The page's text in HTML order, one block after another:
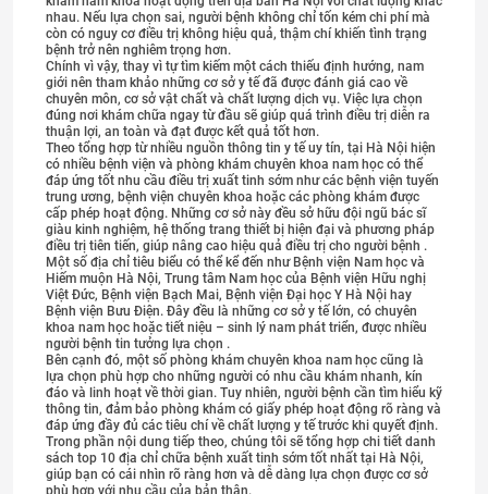
nhau. Nếu lựa chọn sai, người bệnh không chỉ tốn kém chi phí mà
còn có nguy cơ điều trị không hiệu quả, thậm chí khiến tình trạng
bệnh trở nên nghiêm trọng hơn.
Chính vì vậy, thay vì tự tìm kiếm một cách thiếu định hướng, nam
giới nên tham khảo những cơ sở y tế đã được đánh giá cao về
chuyên môn, cơ sở vật chất và chất lượng dịch vụ. Việc lựa chọn
đúng nơi khám chữa ngay từ đầu sẽ giúp quá trình điều trị diễn ra
thuận lợi, an toàn và đạt được kết quả tốt hơn.
Theo tổng hợp từ nhiều nguồn thông tin y tế uy tín, tại Hà Nội hiện
có nhiều bệnh viện và phòng khám chuyên khoa nam học có thể
đáp ứng tốt nhu cầu điều trị xuất tinh sớm như các bệnh viện tuyến
trung ương, bệnh viện chuyên khoa hoặc các phòng khám được
cấp phép hoạt động. Những cơ sở này đều sở hữu đội ngũ bác sĩ
giàu kinh nghiệm, hệ thống trang thiết bị hiện đại và phương pháp
điều trị tiên tiến, giúp nâng cao hiệu quả điều trị cho người bệnh .
Một số địa chỉ tiêu biểu có thể kể đến như Bệnh viện Nam học và
Hiếm muộn Hà Nội, Trung tâm Nam học của Bệnh viện Hữu nghị
Việt Đức, Bệnh viện Bạch Mai, Bệnh viện Đại học Y Hà Nội hay
Bệnh viện Bưu Điện. Đây đều là những cơ sở y tế lớn, có chuyên
khoa nam học hoặc tiết niệu – sinh lý nam phát triển, được nhiều
người bệnh tin tưởng lựa chọn .
Bên cạnh đó, một số phòng khám chuyên khoa nam học cũng là
lựa chọn phù hợp cho những người có nhu cầu khám nhanh, kín
đáo và linh hoạt về thời gian. Tuy nhiên, người bệnh cần tìm hiểu kỹ
thông tin, đảm bảo phòng khám có giấy phép hoạt động rõ ràng và
đáp ứng đầy đủ các tiêu chí về chất lượng y tế trước khi quyết định.
Trong phần nội dung tiếp theo, chúng tôi sẽ tổng hợp chi tiết danh
sách top 10 địa chỉ chữa bệnh xuất tinh sớm tốt nhất tại Hà Nội,
giúp bạn có cái nhìn rõ ràng hơn và dễ dàng lựa chọn được cơ sở
phù hợp với nhu cầu của bản thân.